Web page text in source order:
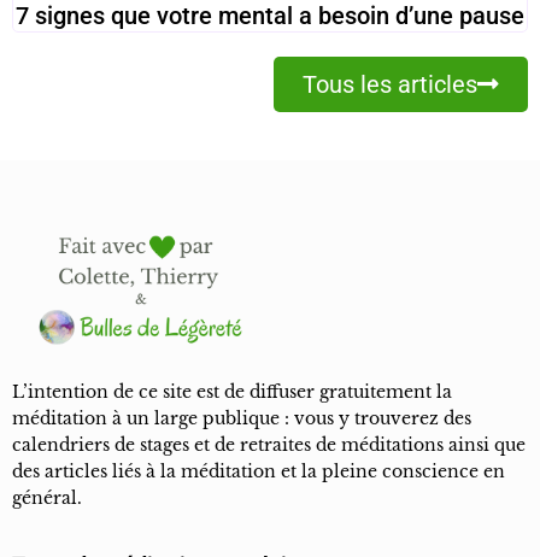
7 signes que votre mental a besoin d’une pause
Tous les articles
L’intention de ce site est de diffuser gratuitement la
méditation à un large publique : vous y trouverez des
calendriers de stages et de retraites de méditations ainsi que
des articles liés à la méditation et la pleine conscience en
général.